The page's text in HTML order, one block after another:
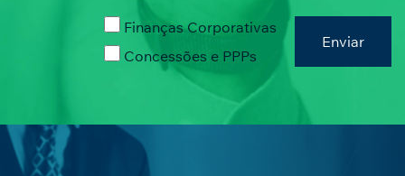
Finanças Corporativas
Concessões e PPPs